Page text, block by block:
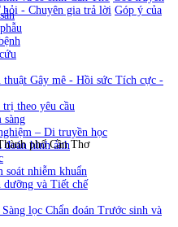
thuật Gây mê - Hồi sức Tích cực -
theo yêu cầu
sàng
– Di truyền học
đoán hình ảnh
soát nhiễm khuẩn
dưỡng và Tiết chế
lọc Chẩn đoán Trước sinh và
hỏi - Chuyên gia trả lời Góp ý của
phố Cần Thơ